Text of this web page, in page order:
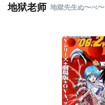
地狱老师 地獄先生ぬ〜べ〜